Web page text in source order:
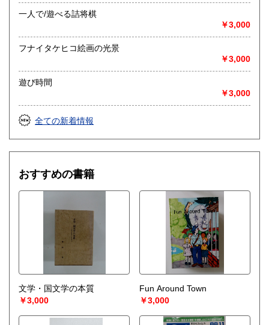
一人で/遊べる詰将棋
￥3,000
フナイタケヒコ絵画の光景
￥3,000
遊び時間
￥3,000
全ての新着情報
おすすめの書籍
文学・国文学の本質
￥3,000
Fun Around Town
￥3,000